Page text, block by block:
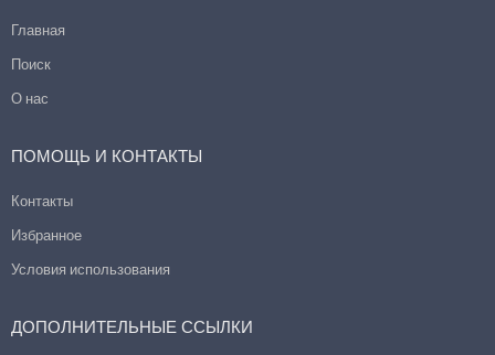
Главная
Поиск
О нас
ПОМОЩЬ И КОНТАКТЫ
Контакты
Избранное
Условия использования
ДОПОЛНИТЕЛЬНЫЕ ССЫЛКИ